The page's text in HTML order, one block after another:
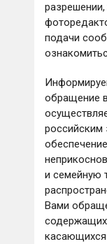
подачи
обращение
российским
и семейную
Вами